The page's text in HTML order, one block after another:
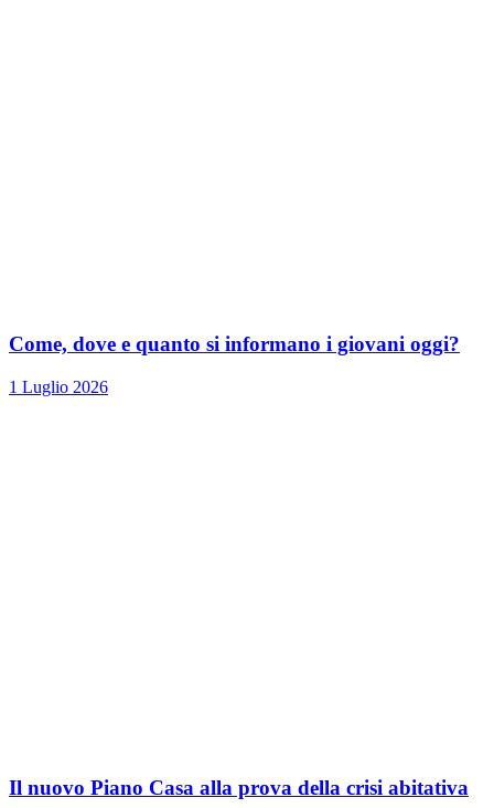
Come, dove e quanto si informano i giovani oggi?
1 Luglio 2026
Il nuovo Piano Casa alla prova della crisi abitativa